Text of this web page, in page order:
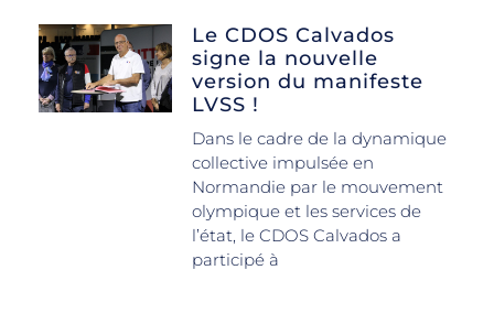
Le CDOS Calvados
signe la nouvelle
version du manifeste
LVSS !
Dans le cadre de la dynamique
collective impulsée en
Normandie par le mouvement
olympique et les services de
l’état, le CDOS Calvados a
participé à